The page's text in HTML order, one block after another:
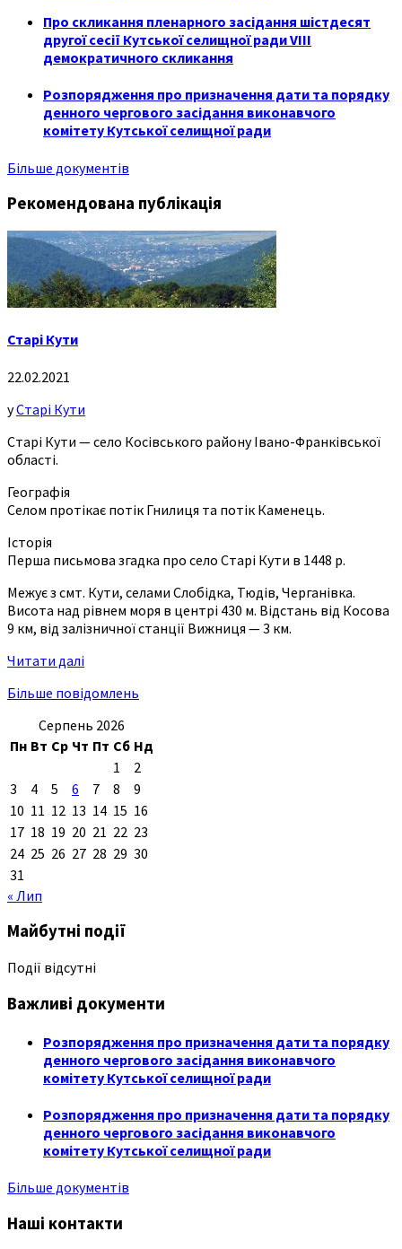
Про скликання пленарного засідання шістдесят
другої сесії Кутської селищної ради VIII
демократичного скликання
Розпорядження про призначення дати та порядку
денного чергового засідання виконавчого
комітету Кутської селищної ради
Більше документів
Рекомендована публікація
Старі Кути
22.02.2021
уСтарі Кути
Старі Кути — село Косівського району Івано-Франківської
області.
Географія
Селом протікає потік Гнилиця та потік Каменець.
Історія
Перша письмова згадка про село Старі Кути в 1448 р.
Межує з смт. Кути, селами Слобідка, Тюдів, Черганівка.
Висота над рівнем моря в центрі 430 м. Відстань від Косова
9 км, від залізничної станції Вижниця — 3 км.
Читати далі
Більше повідомлень
Серпень 2026
Пн Вт Ср Чт Пт Сб Нд
1
2
3
4 5 6 7 8
9
10 11 12 13 14 15 16
17 18 19 20 21 22 23
24 25 26 27 28 29 30
31
« Лип
Майбутні події
Події відсутні
Важливі документи
Розпорядження про призначення дати та порядку
денного чергового засідання виконавчого
комітету Кутської селищної ради
Розпорядження про призначення дати та порядку
денного чергового засідання виконавчого
комітету Кутської селищної ради
Більше документів
Наші контакти